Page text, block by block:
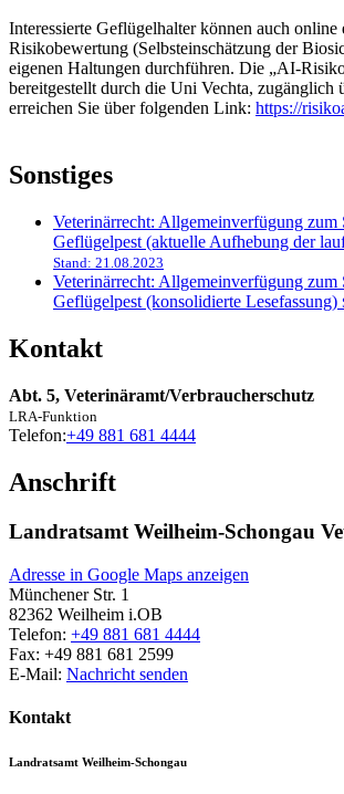
Interessierte Geflügelhalter können auch online
Risikobewertung (Selbsteinschätzung der
eigenen Haltungen durchführen. Die „AI-
bereitgestellt durch die Uni Vechta, zugänglich
erreichen Sie über folgenden Link: https://
Sonstiges
Veterinärrecht: Allgemeinverfügung zum
Geflügelpest (aktuelle Aufhebung der
Stand: 21.08.2023
Veterinärrecht: Allgemeinverfügung zum
Geflügelpest (konsolidierte Lesefassung)
Kontakt
Abt. 5, Veterinäramt/Verbraucherschutz
LRA-Funktion
Telefon:+49 881 681 4444
Anschrift
Landratsamt Weilheim-Schongau
Adresse in Google Maps anzeigen
Münchener Str. 1
82362 Weilheim i.OB
Telefon: +49 881 681 4444
Fax: +49 881 681 2599
E-Mail: Nachricht senden
Kontakt
Landratsamt Weilheim-Schongau